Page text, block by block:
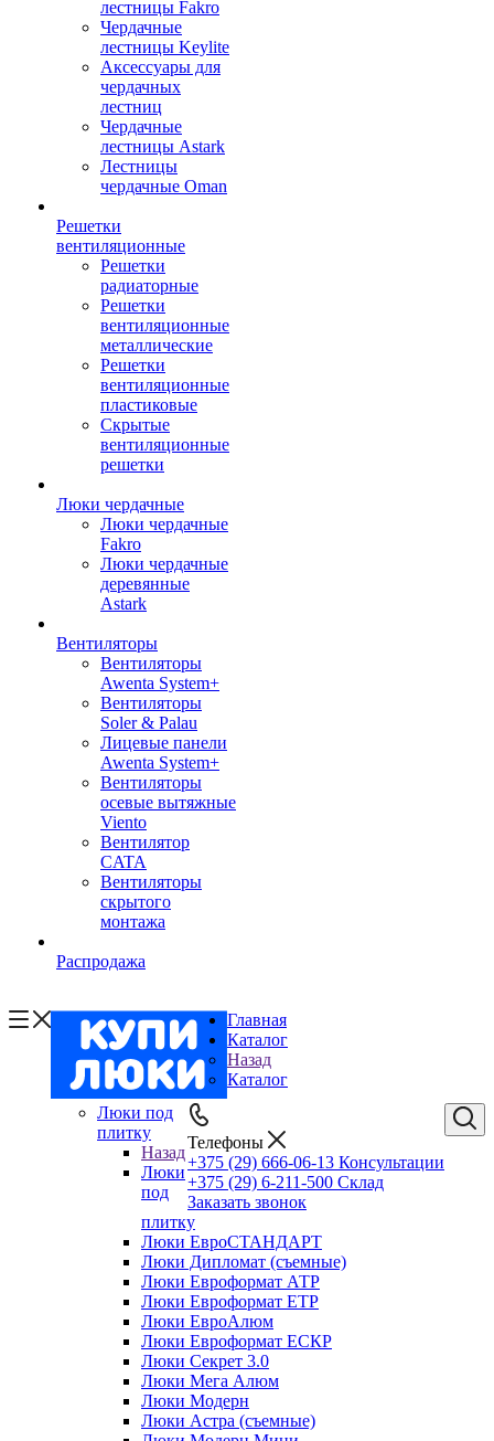
лестницы Fakro
Чердачные
лестницы Keylite
Аксессуары для
чердачных
лестниц
Чердачные
лестницы Astark
Лестницы
чердачные Oman
Решетки
вентиляционные
Решетки
радиаторные
Решетки
вентиляционные
металлические
Решетки
вентиляционные
пластиковые
Скрытые
вентиляционные
решетки
Люки чердачные
Люки чердачные
Fakro
Люки чердачные
деревянные
Astark
Вентиляторы
Вентиляторы
Awenta System+
Вентиляторы
Soler & Palau
Лицевые панели
Awenta System+
Вентиляторы
осевые вытяжные
Viento
Вентилятор
CATA
Вентиляторы
скрытого
монтажа
Распродажа
Телефоны
+375 (29) 666-06-13 Консультации
+375 (29) 6-211-500 Склад
Заказать звонок
Главная
Каталог
Назад
Каталог
Люки под
плитку
Назад
Люки
под
плитку
Люки ЕвроСТАНДАРТ
Люки Дипломат (съемные)
Люки Евроформат АТР
Люки Евроформат ЕТР
Люки ЕвроАлюм
Люки Евроформат ЕСКР
Люки Секрет 3.0
Люки Мега Алюм
Люки Модерн
Люки Астра (съемные)